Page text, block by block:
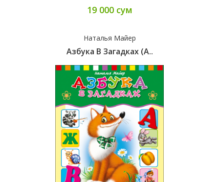
19 000 сум
Наталья Майер
Азбука В Загадках (A..